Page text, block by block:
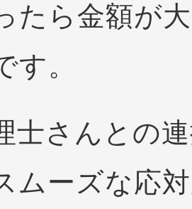
たら金額が
す。
士さんとの
ムーズな応